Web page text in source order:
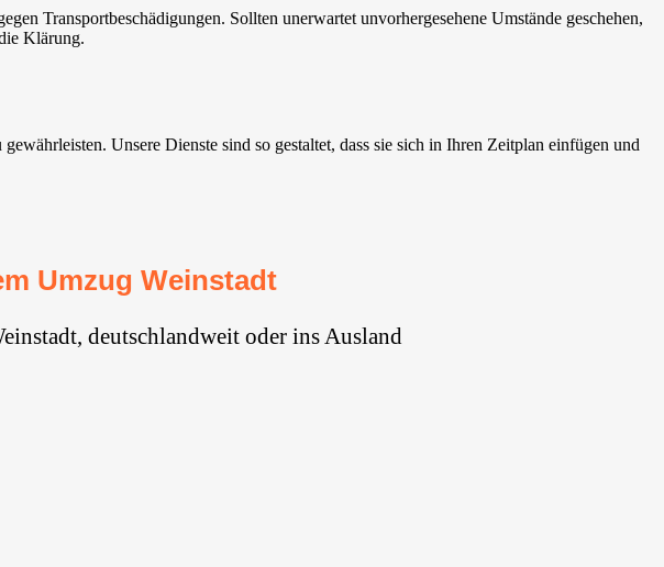
Transportbeschädigungen. Sollten unerwartet unvorhergesehene Umstände geschehen,
Klärung.
Unsere Dienste sind so gestaltet, dass sie sich in Ihren Zeitplan einfügen und
Umzug Weinstadt⁠
deutschlandweit oder ins Ausland